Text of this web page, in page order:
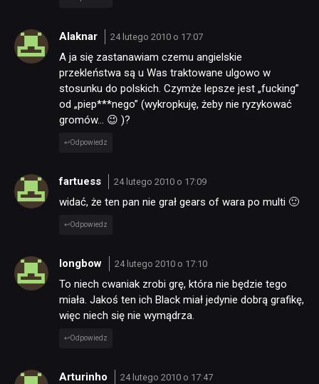
Alaknar 24 lutego 2010 o 17:07
A ja się zastanawiam czemu angielskie
przekleństwa są u Was traktowane ulgowo w
stosunku do polskich. Czymże lepsze jest „fucking”
od „piep***nego” (wykropkuję, żeby nie ryzykować
gromów… 😉 )?
Odpowiedz
fartuess 24 lutego 2010 o 17:09
widać, że ten pan nie grał gears of wara po multi 🙂
Odpowiedz
longbow 24 lutego 2010 o 17:10
To niech cwaniak zrobi grę, która nie będzie tego
miała. Jakoś ten ich Black miał jedynie dobrą grafikę,
więc niech się nie wymądrza.
Odpowiedz
Arturinho 24 lutego 2010 o 17:47